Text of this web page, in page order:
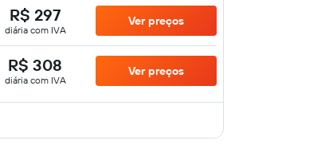
R$ 297
diária com IVA
Ver preços
R$ 308
diária com IVA
Ver preços